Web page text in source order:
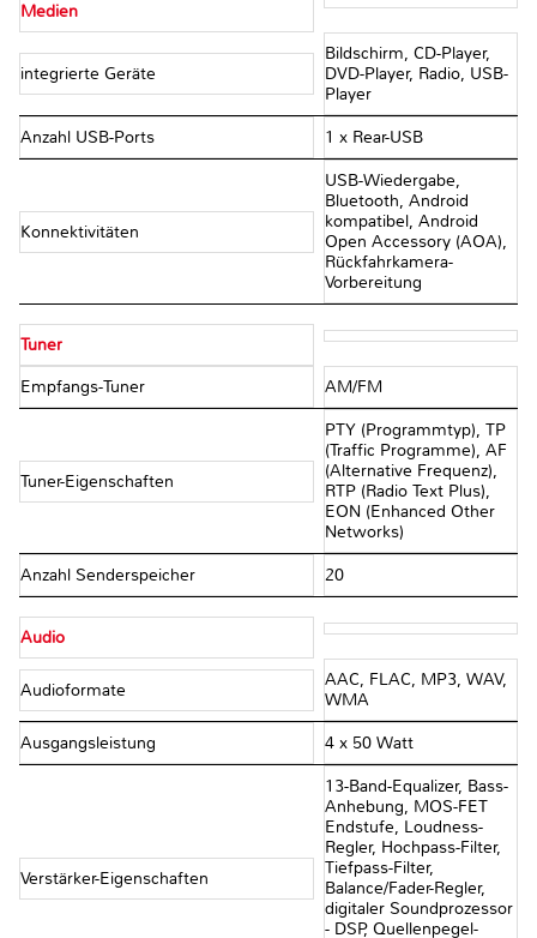
Medien
integrierte Geräte
Bildschirm, CD-Player,
DVD-Player, Radio, USB-
Player
Anzahl USB-Ports 1 x Rear-USB
Konnektivitäten
USB-Wiedergabe,
Bluetooth, Android
kompatibel, Android
Open Accessory (AOA),
Rückfahrkamera-
Vorbereitung
Tuner
Empfangs-Tuner AM/FM
Tuner-Eigenschaften
PTY (Programmtyp), TP
(Traffic Programme), AF
(Alternative Frequenz),
RTP (Radio Text Plus),
EON (Enhanced Other
Networks)
Anzahl Senderspeicher 20
Audio
Audioformate
AAC, FLAC, MP3, WAV,
WMA
Ausgangsleistung 4 x 50 Watt
Verstärker-Eigenschaften
13-Band-Equalizer, Bass-
Anhebung, MOS-FET
Endstufe, Loudness-
Regler, Hochpass-Filter,
Tiefpass-Filter,
Balance/Fader-Regler,
digitaler Soundprozessor
- DSP, Quellenpegel-